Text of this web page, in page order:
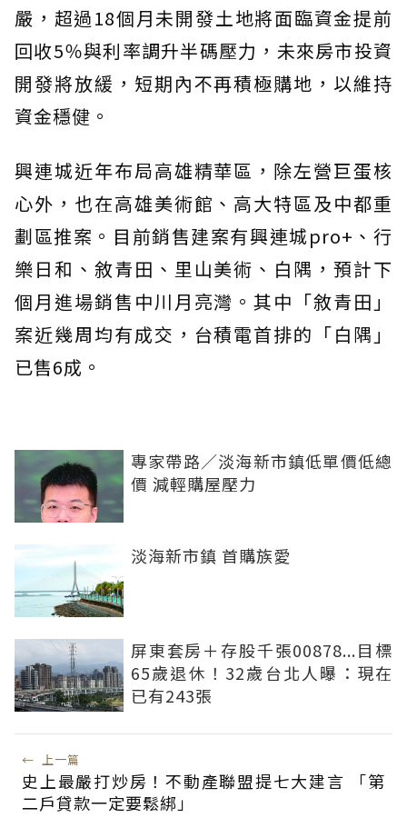
嚴，超過18個月未開發土地將面臨資金提前
回收5％與利率調升半碼壓力，未來房市投資
開發將放緩，短期內不再積極購地，以維持
資金穩健。
興連城近年布局高雄精華區，除左營巨蛋核
心外，也在高雄美術館、高大特區及中都重
劃區推案。目前銷售建案有興連城pro+、行
樂日和、敘青田、里山美術、白隅，預計下
個月進場銷售中川月亮灣。其中「敘青田」
案近幾周均有成交，台積電首排的「白隅」
已售6成。
專家帶路／淡海新市鎮低單價低總
價 減輕購屋壓力
淡海新市鎮 首購族愛
屏東套房＋存股千張00878...目標
65歲退休！32歲台北人曝：現在
已有243張
← 上一篇
史上最嚴打炒房！不動產聯盟提七大建言 「第
二戶貸款一定要鬆綁」